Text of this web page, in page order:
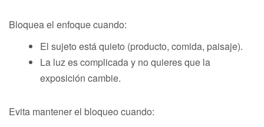
Bloquea el enfoque cuando:
El sujeto está quieto (producto, comida, paisaje).
La luz es complicada y no quieres que la
exposición cambie.
Evita mantener el bloqueo cuando: